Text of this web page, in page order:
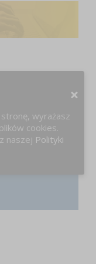
wyrażasz
cookies.
naszej Polityki